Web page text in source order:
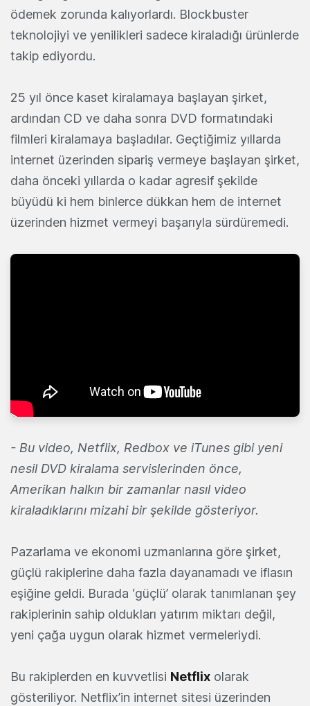
ödemek zorunda kalıyorlardı. Blockbuster
teknolojiyi ve yenilikleri sadece kiraladığı ürünlerde
takip ediyordu.
25 yıl önce kaset kiralamaya başlayan şirket,
ardından CD ve daha sonra DVD formatındaki
filmleri kiralamaya başladılar. Geçtiğimiz yıllarda
internet üzerinden sipariş vermeye başlayan şirket,
daha önceki yıllarda o kadar agresif şekilde
büyüdü ki hem binlerce dükkan hem de internet
üzerinden hizmet vermeyi başarıyla sürdüremedi.
- Bu video, Netflix, Redbox ve iTunes gibi yeni
nesil DVD kiralama servislerinden önce,
Amerikan halkın bir zamanlar nasıl video
kiraladıklarını mizahi bir şekilde gösteriyor.
Pazarlama ve ekonomi uzmanlarına göre şirket,
güçlü rakiplerine daha fazla dayanamadı ve iflasın
eşiğine geldi. Burada ‘güçlü’ olarak tanımlanan şey
rakiplerinin sahip oldukları yatırım miktarı değil,
yeni çağa uygun olarak hizmet vermeleriydi.
Bu rakiplerden en kuvvetlisi Netflix olarak
gösteriliyor. Netflix’in internet sitesi üzerinden